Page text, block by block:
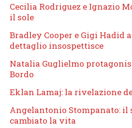
Cecilia Rodriguez e Ignazio
il sole
Bradley Cooper e Gigi Hadid
dettaglio insospettisce
Natalia Guglielmo
Bordo
Eklan Lamaj: la rivelazione
Angelantonio Stompanato: il
cambiato la vita